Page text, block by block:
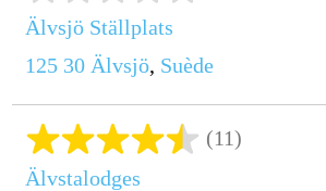
Älvsjö Ställplats
125 30 Älvsjö, Suède
(11)
Älvstalodges